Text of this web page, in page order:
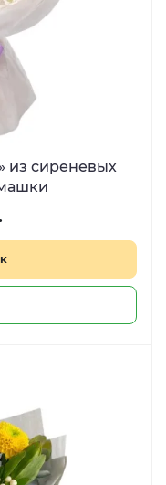
из сиреневых